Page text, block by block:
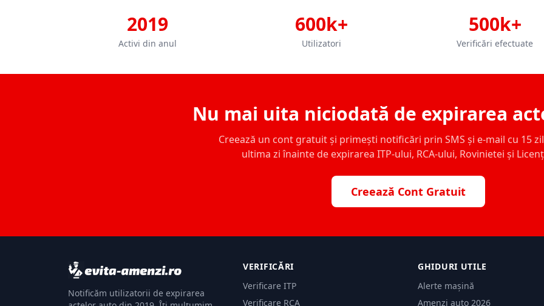
2019
Activi din anul
600k+
Utilizatori
500k+
Verificări efectuate
Nu mai uita niciodată de expirarea
Creează un cont gratuit și primești notificări prin SMS și e-mail cu 15
ultima zi înainte de expirarea ITP-ului, RCA-ului, Rovinietei și
Creează Cont Gratuit
Notificăm utilizatorii de expirarea
VERIFICĂRI
Verificare ITP
Verificare RCA
GHIDURI UTILE
Alerte mașină
Amenzi auto 2026